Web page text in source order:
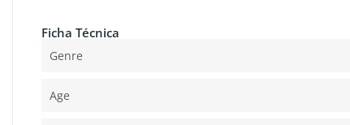
Ficha Técnica
Genre
Age